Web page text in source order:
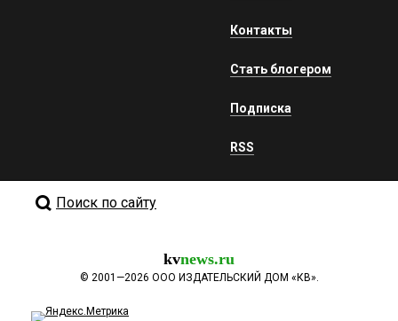
Контакты
Стать блогером
Подписка
RSS
Поиск по сайту
kvnews.ru
© 2001—2026 ООО ИЗДАТЕЛЬСКИЙ ДОМ «КВ».